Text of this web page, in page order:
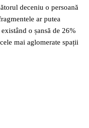
deceniu o persoană
ar putea
o șansă de 26%
mai aglomerate spații